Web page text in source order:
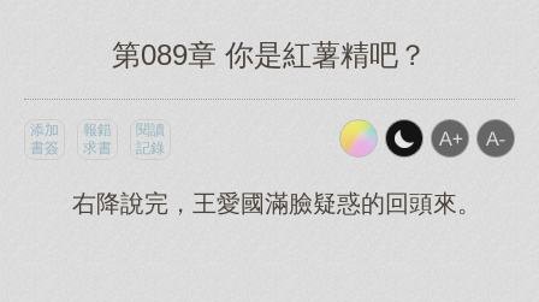
第089章 你是紅薯精吧？
添加
書簽
報錯
求書
閱讀
記錄
右降說完，王愛國滿臉疑惑的回頭來。